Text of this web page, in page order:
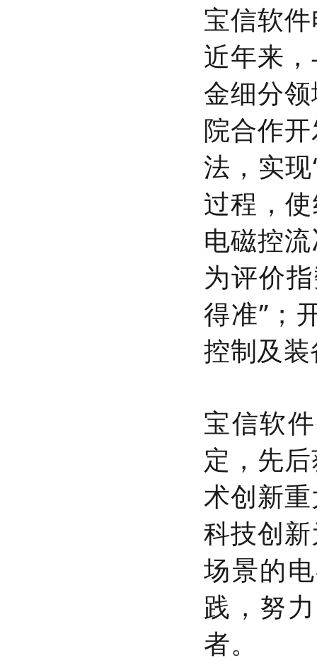
宝信软
近年来
金细分
院合作
法，实
过程，
电磁控
为评价
得准”；
控制及装
宝信软
定，先
术创新
科技创
场景的
践，努
者。